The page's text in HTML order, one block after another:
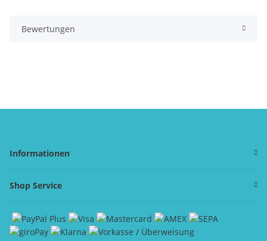
Bewertungen
Informationen
Shop Service